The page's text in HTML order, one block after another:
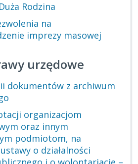
Rodzina
na
imprezy masowej
urzędowe
dokumentów z archiwum
organizacjom
oraz innym
podmiotom, na
o działalności